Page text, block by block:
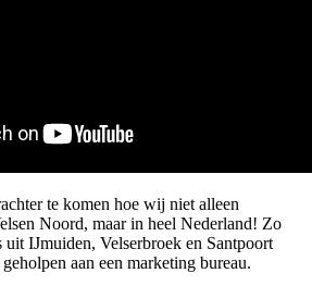
te komen hoe wij niet alleen
Noord, maar in heel Nederland! Zo
IJmuiden, Velserbroek en Santpoort
aan een marketing bureau.